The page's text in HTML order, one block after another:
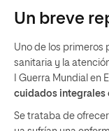
Un breve
Uno de los primeros
sanitaria y la
I Guerra Mundial en
cuidados integrales
Se trataba de